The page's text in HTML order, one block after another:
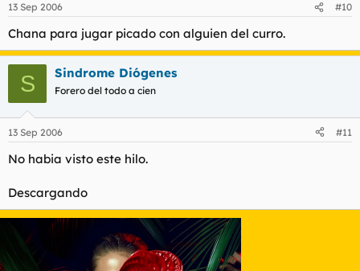
13 Sep 2006 #10
Chana para jugar picado con alguien del curro.
S Sindrome Diógenes
Forero del todo a cien
13 Sep 2006 #11
No habia visto este hilo.
Descargando